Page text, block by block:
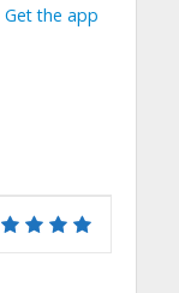
Get the app